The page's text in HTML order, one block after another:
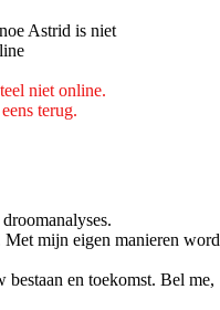
niet online.
terug.
Met mijn eigen manieren word
en toekomst. Bel me,